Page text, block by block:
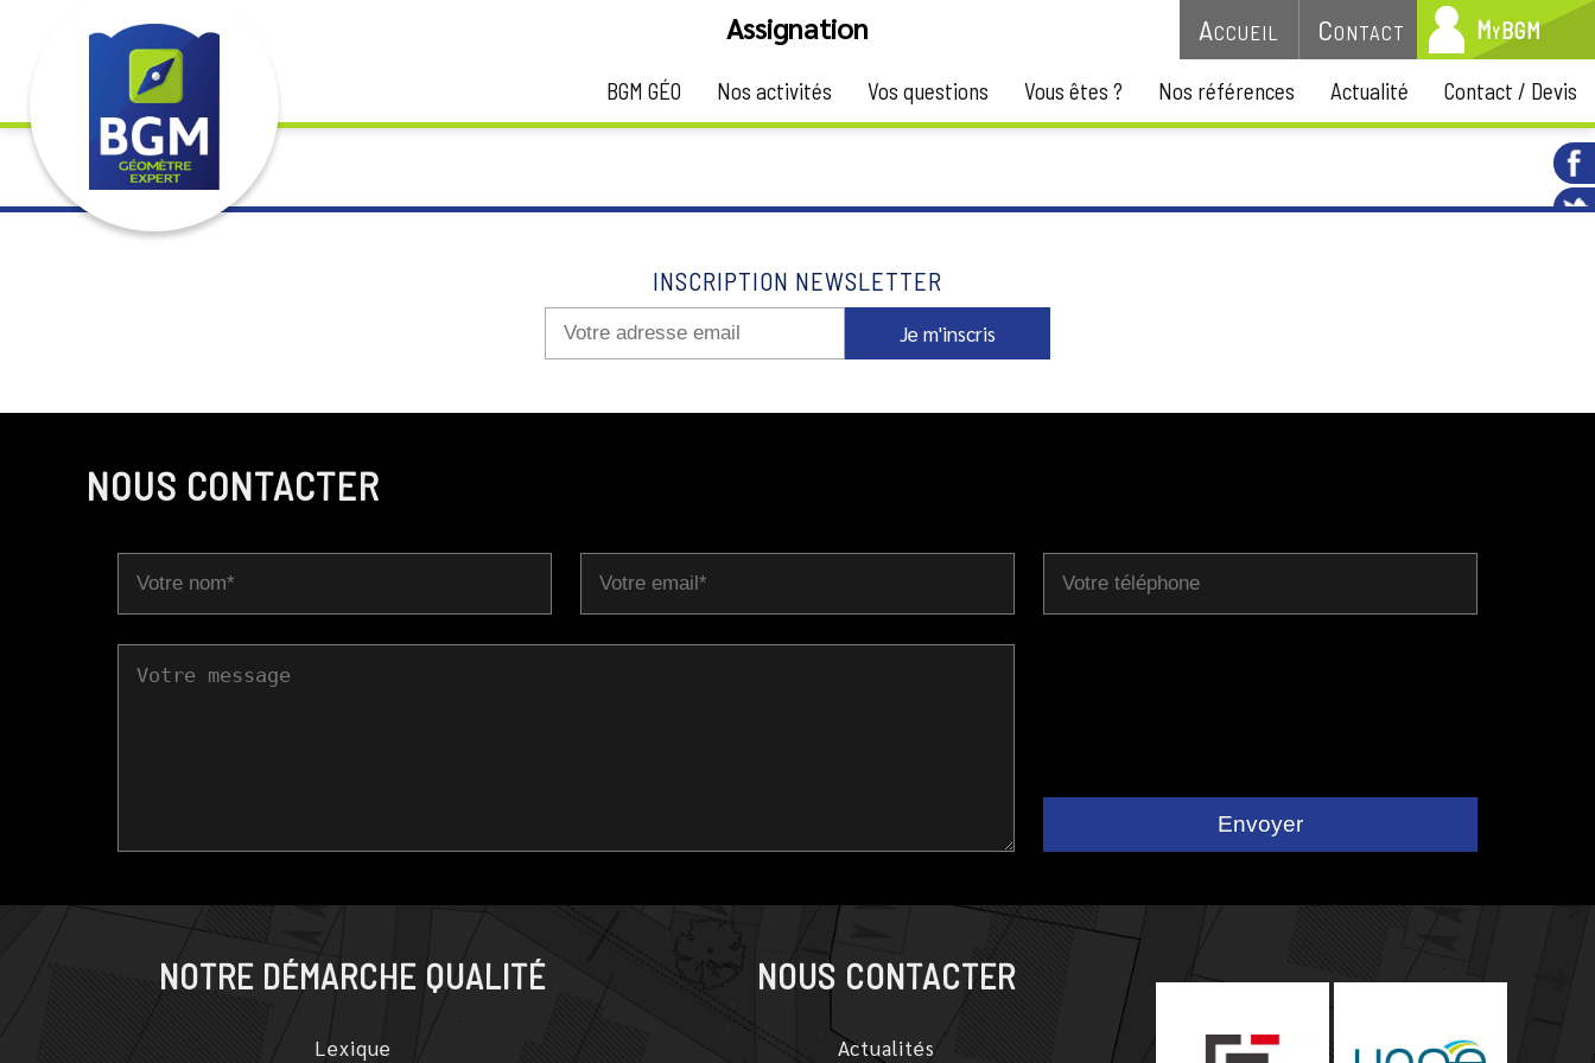
Accueil Contact MyBGM
BGM GÉO Nos activités Vos questions Vous êtes ? Nos références Actualité Contact / Devis
Assignation
Acte de procédure délivré par un huissier pour inviter une personne à comparaître devant une juridiction et comportant les motivations et les conclusions du demandeur.
INSCRIPTION NEWSLETTER
Je m'inscris
NOUS CONTACTER
NOTRE DÉMARCHE QUALITÉ
Lexique
NOUS CONTACTER
Actualités